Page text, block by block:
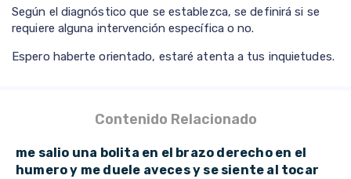
Según el diagnóstico que se establezca, se definirá si se
requiere alguna intervención específica o no.
Espero haberte orientado, estaré atenta a tus inquietudes.
Contenido Relacionado
me salio una bolita en el brazo derecho en el
humero y me duele aveces y se siente al tocar